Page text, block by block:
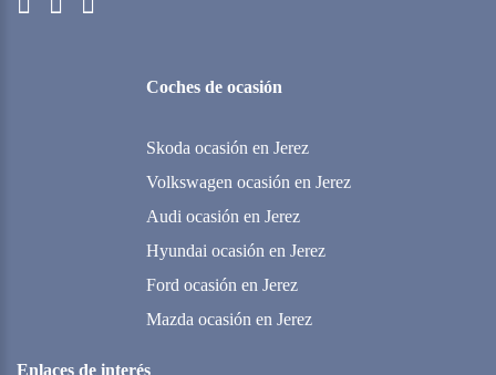
Coches de ocasión
Skoda ocasión en Jerez
Volkswagen ocasión en Jerez
Audi ocasión en Jerez
Hyundai ocasión en Jerez
Ford ocasión en Jerez
Mazda ocasión en Jerez
Enlaces de interés